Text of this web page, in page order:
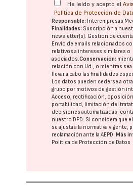
He leído y acepto el
Política de Protección de
Responsable: Interempresas
Finalidades: Suscripción a
newsletter(s). Gestión de
Envío de emails relacionados
relativos a intereses similares o
asociados.Conservación:
relación con Ud., o mientras sea
llevar a cabo las finalidades
Los datos pueden cederse a
grupo por motivos de gestión
Acceso, rectificación,
portabilidad, limitación del
decisiones automatizadas:
nuestro DPD. Si considera que
se ajusta a la normativa vigente,
reclamación ante laAEPD. Más
Política de Protección de Datos